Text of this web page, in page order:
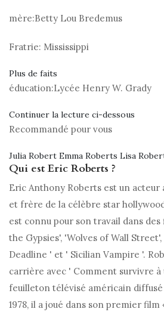
mère:Betty Lou Bredemus
Fratrie: Mississippi
Plus de faits
éducation:Lycée Henry W. Grady
Continuer la lecture ci-dessous
Recommandé pour vous
Julia Robert Emma Roberts Lisa
Qui est Eric Roberts ?
Eric Anthony Roberts est un acteur
et frère de la célèbre star
est connu pour son travail dans
the Gypsies', 'Wolves of Wall
Deadline ' et ' Sicilian Vampire '.
carrière avec ' Comment survivre à
feuilleton télévisé américain diffusé
1978, il a joué dans son premier